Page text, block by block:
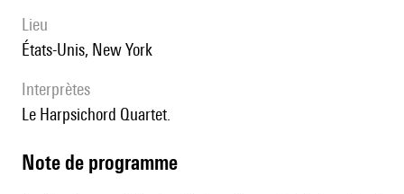
lieu
États-Unis, New York
interprètes
le Harpsichord Quartet.
Note de programme